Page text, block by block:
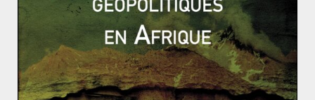
national, l’idée de « destinée manifeste » a permis aux
États-Unis de fixer leur politique étrangère, et ce à
plusieurs reprises. Il est possible de citer les exemples
suivants :
Théodore Roosevelt, dans son discours